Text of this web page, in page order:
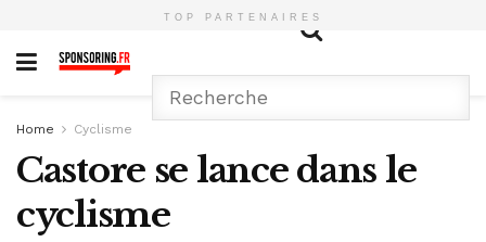
TOP PARTENAIRES
Home Cyclisme
Castore se lance dans le
cyclisme